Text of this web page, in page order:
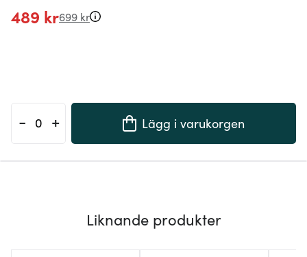
489 kr699 kr
- + Lägg i varukorgen
Liknande produkter